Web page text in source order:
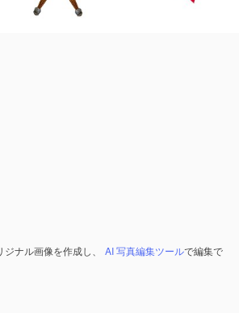
ジナル画像を作成し、 AI 写真編集ツールで編集で